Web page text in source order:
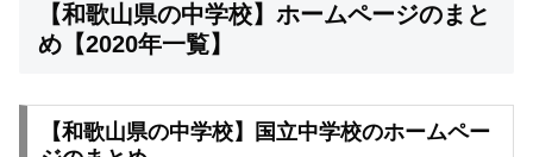
【和歌山県の中学校】ホームページのまと
め【2020年一覧】
【和歌山県の中学校】国立中学校のホームペー